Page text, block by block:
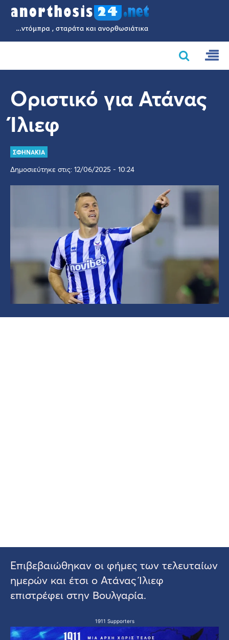
Οριστικό για Ατάνας
Ίλιεφ
ΣΦΗΝΑΚΙΑ
Δημοσιεύτηκε στις: 12/06/2025 - 10:24
Επιβεβαιώθηκαν οι φήμες των τελευταίων
ημερών και έτσι ο Ατάνας Ίλιεφ
επιστρέφει στην Βουλγαρία.
1911 Supporters